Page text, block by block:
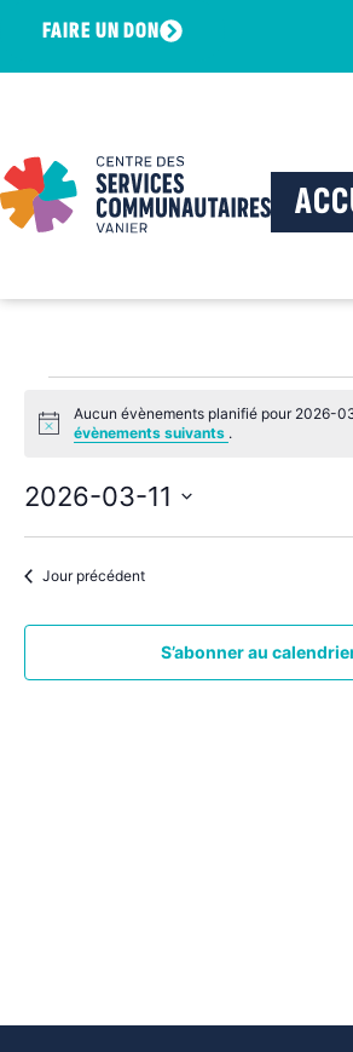
FAIRE UN DON
Notice
Aucun évènements planifié pour 2026-
évènements suivants .
2026-03-11
une
date.Jour précédent
S’abonner au